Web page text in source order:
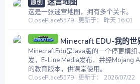
原创 迷宫地图
这是一张迷宫地图，拥有多个关卡。
ClosePlace5579 更新于： 昨天 16:01
Minecraft EDU-我的世
MinecraftEdu是Java版的一个停更模
发，E-Line Media发布，并经Mojang
的教育版本，供课堂使用。
ClosePlace5579 更新于： 2026/07/22